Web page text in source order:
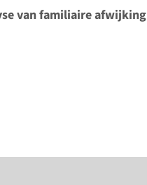
van familiaire afwijking